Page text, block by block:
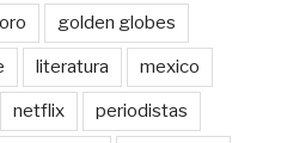
golden globes
literatura mexico
netflix periodistas